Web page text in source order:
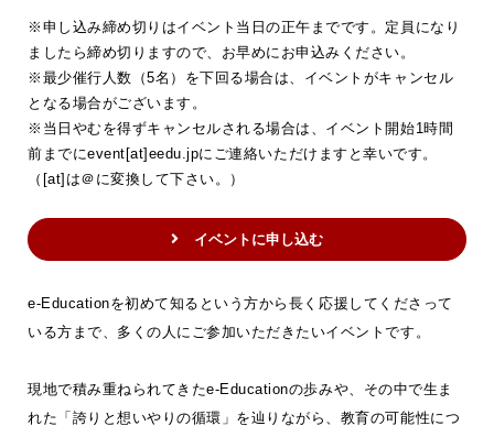
※申し込み締め切りはイベント当日の正午までです。定員になり
ましたら締め切りますので、お早めにお申込みください。
※最少催行人数（5名）を下回る場合は、イベントがキャンセル
となる場合がございます。
※当日やむを得ずキャンセルされる場合は、イベント開始1時間
前までにevent[at]eedu.jpにご連絡いただけますと幸いです。
（[at]は＠に変換して下さい。）
イベントに申し込む
e-Educationを初めて知るという方から長く応援してくださって
いる方まで、多くの人にご参加いただきたいイベントです。
現地で積み重ねられてきたe-Educationの歩みや、その中で生ま
れた「誇りと想いやりの循環」を辿りながら、教育の可能性につ